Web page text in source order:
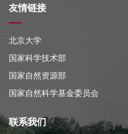
友情链接
北京大学
国家科学技术部
国家自然资源部
国家自然科学基金委员会
联系我们